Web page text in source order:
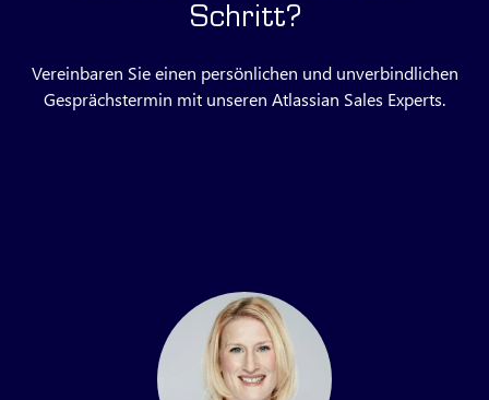
Schritt?
Vereinbaren Sie einen persönlichen und unverbindlichen
Gesprächstermin mit unseren Atlassian Sales Experts.